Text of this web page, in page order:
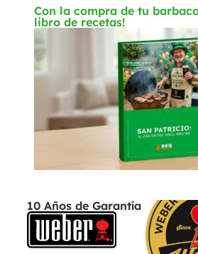
Con la compra de tu
libro de recetas!
10 Años de Garantía